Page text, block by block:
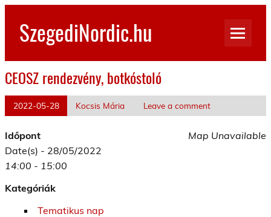
Skip
contentSzegediNordic.hu
CEOSZ rendezvény, botkóstoló
2022-05-28 Kocsis Mária Leave a comment
Map Unavailable
Időpont
Date(s) - 28/05/2022
14:00 - 15:00
Kategóriák
Tematikus nap